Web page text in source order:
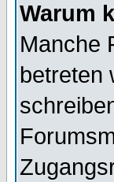
Warum
Manche
betreten